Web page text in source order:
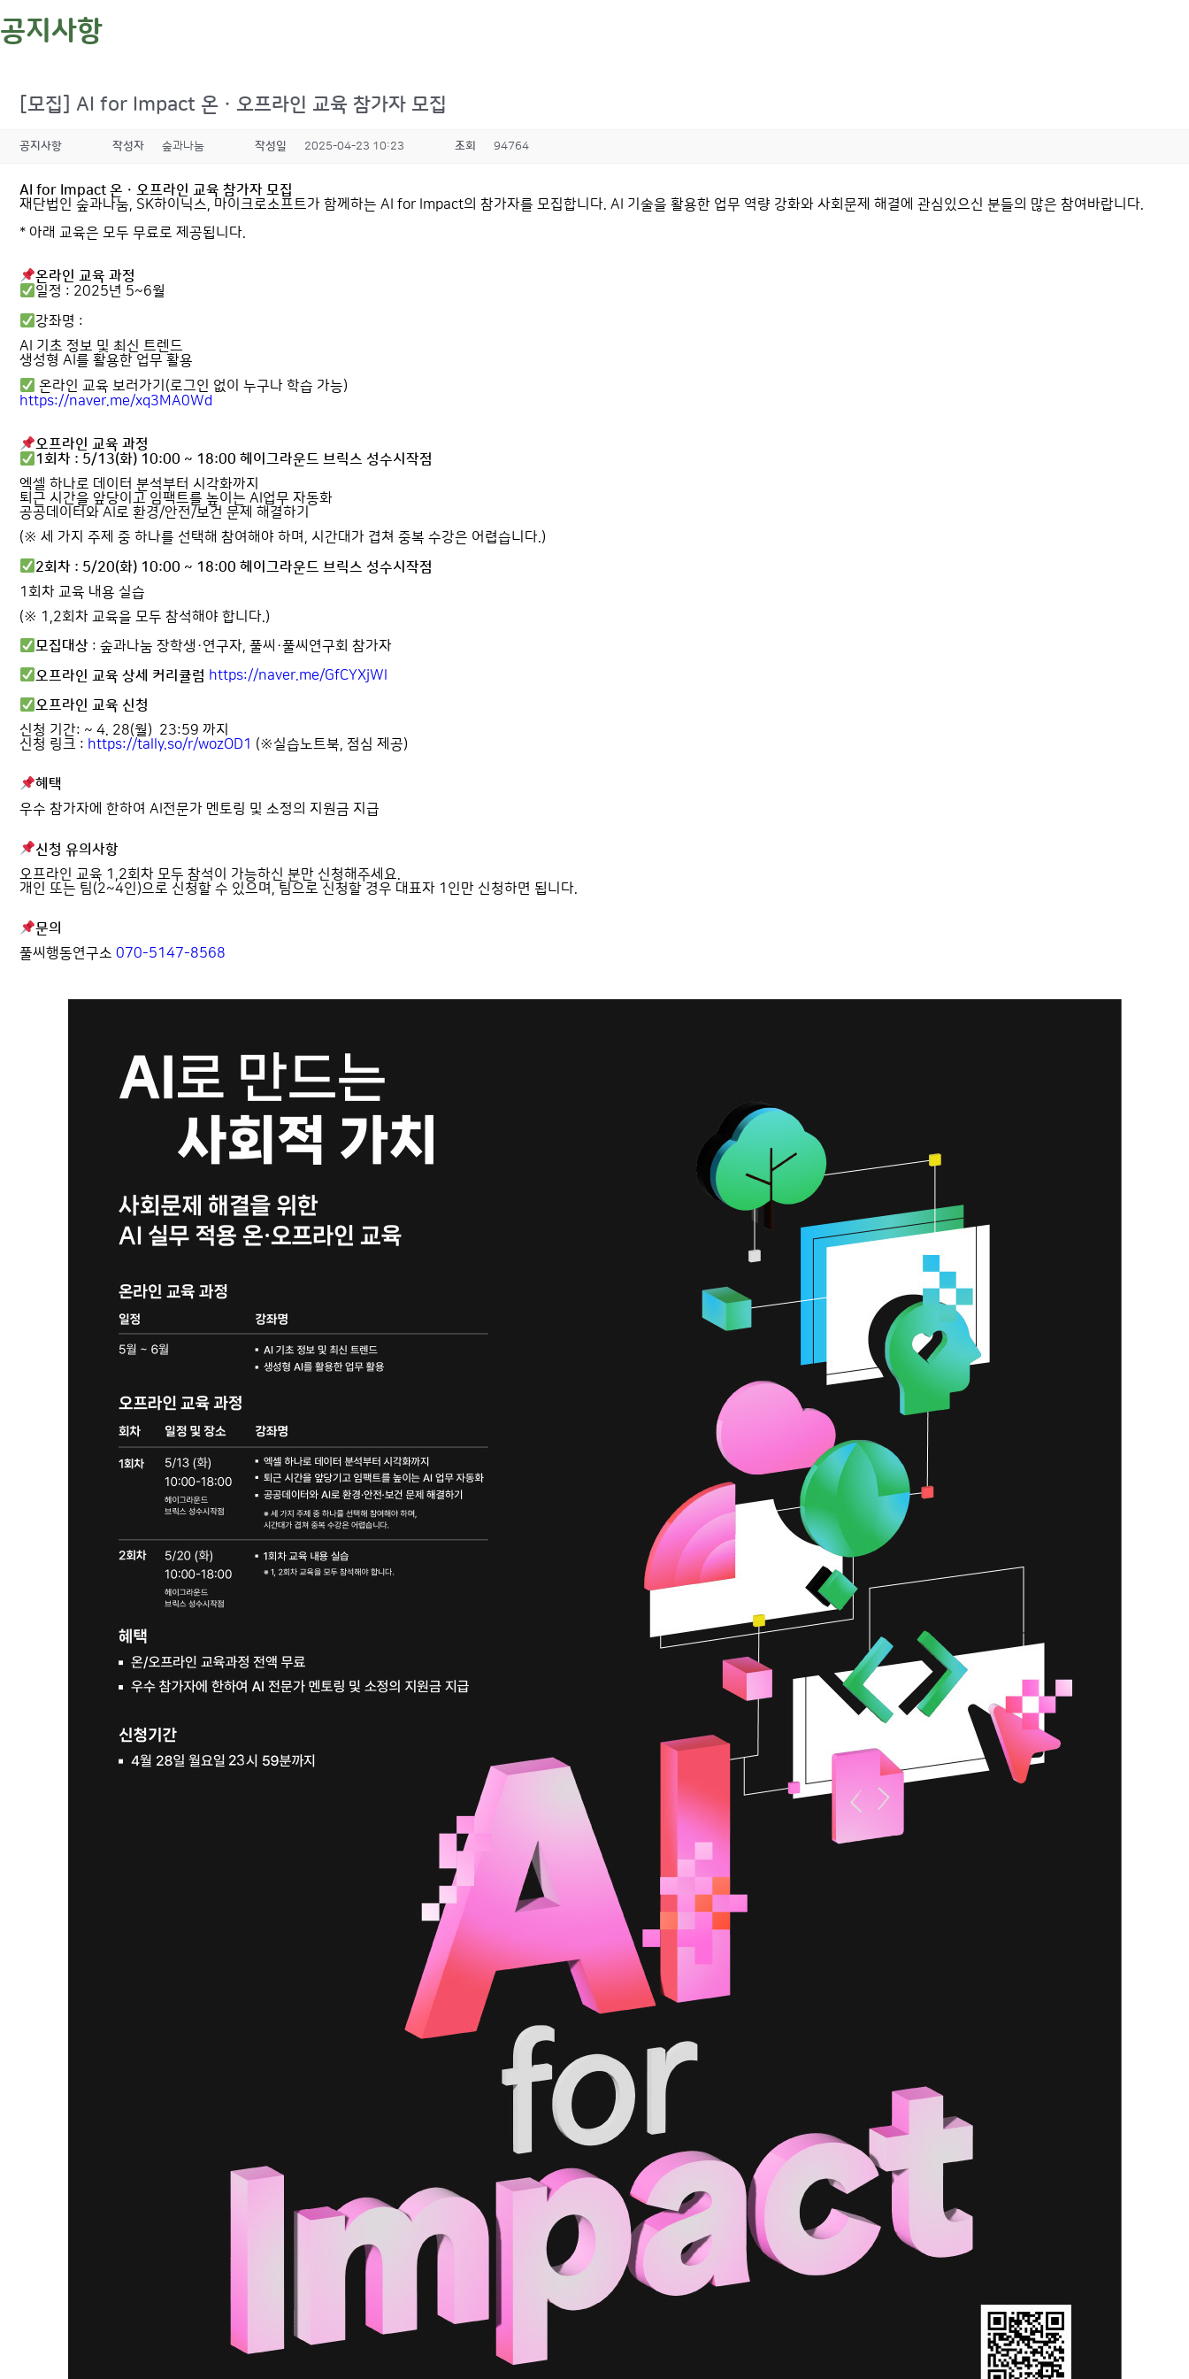
공지사항
[모집] AI for Impact 온ㆍ오프라인 교육 참가자 모집
공지사항 작성자 숲과나눔 작성일 2025-04-23 10:23 조회 94764
AI for Impact 온ㆍ오프라인 교육 참가자 모집
재단법인 숲과나눔, SK하이닉스, 마이크로소프트가 함께하는 AI for Impact의 참가자를 모집합니다. AI 기술을 활용한 업무 역량 강화와 사회문제 해결에 관심있으신 분들의 많은 참여바랍니다.
* 아래 교육은 모두 무료로 제공됩니다.
온라인 교육 과정
일정 : 2025년 5~6월
강좌명 :
AI 기초 정보 및 최신 트렌드
생성형 AI를 활용한 업무 활용
온라인 교육 보러가기(로그인 없이 누구나 학습 가능)
https://naver.me/xq3MA0Wd
오프라인 교육 과정
1회차 : 5/13(화) 10:00 ~ 18:00 헤이그라운드 브릭스 성수시작점
엑셀 하나로 데이터 분석부터 시각화까지
퇴근 시간을 앞당이고 임팩트를 높이는 AI업무 자동화
공공데이터와 AI로 환경/안전/보건 문제 해결하기
(※ 세 가지 주제 중 하나를 선택해 참여해야 하며, 시간대가 겹쳐 중복 수강은 어렵습니다.)
2회차 : 5/20(화) 10:00 ~ 18:00 헤이그라운드 브릭스 성수시작점
1회차 교육 내용 실습
(※ 1,2회차 교육을 모두 참석해야 합니다.)
모집대상 : 숲과나눔 장학생·연구자, 풀씨·풀씨연구회 참가자
오프라인 교육 상세 커리큘럼 https://naver.me/GfCYXjWl
오프라인 교육 신청
신청 기간: ~ 4. 28(월) 23:59 까지
신청 링크 : https://tally.so/r/wozOD1 (※실습노트북, 점심 제공)
혜택
우수 참가자에 한하여 AI전문가 멘토링 및 소정의 지원금 지급
신청 유의사항
오프라인 교육 1,2회차 모두 참석이 가능하신 분만 신청해주세요.
개인 또는 팀(2~4인)으로 신청할 수 있으며, 팀으로 신청할 경우 대표자 1인만 신청하면 됩니다.
문의
풀씨행동연구소 070-5147-8568